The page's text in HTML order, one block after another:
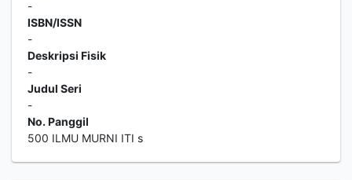
-
ISBN/ISSN
-
Deskripsi Fisik
-
Judul Seri
-
No. Panggil
500 ILMU MURNI ITI s